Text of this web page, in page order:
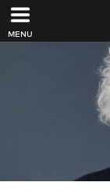
Direkt zum Inhalt